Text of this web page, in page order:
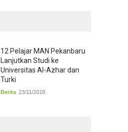
12 Pelajar MAN Pekanbaru
Lanjutkan Studi ke
Universitas Al-Azhar dan
Turki
Berita 23/11/2018